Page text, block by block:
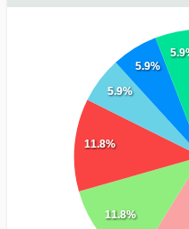
11.8%
11.8%
5.9%
5.9%